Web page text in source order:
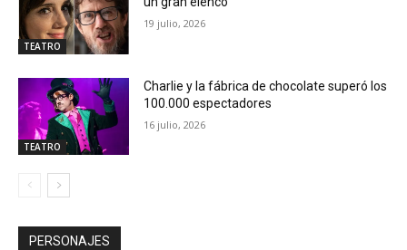
TEATRO
19 julio, 2026
TEATRO
Charlie y la fábrica de chocolate superó los
100.000 espectadores
16 julio, 2026
PERSONAJES